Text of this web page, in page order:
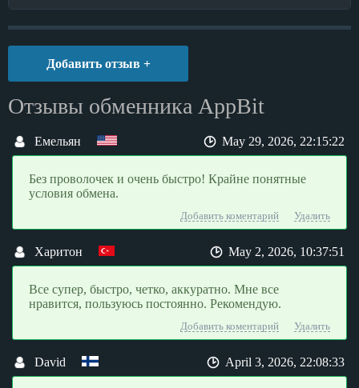
криптовалют, что позволяет получить максимальную
выгоду при обмене средств.
Наш сервис предоставляет квалифицированную онлайн-
поддержку, чтобы ответить на все ваши вопросы и
Наш обменник поддерживает множество популярных
криптовалют, позволяя вам конвертировать их выгодно
и в любом объеме.
Добавить отзыв +
Отзывы обменника AppBit
Емельян May 29, 2026, 22:15:22
Без проволочек и очень быстро! Крайне понятные
условия обмена.
Добавить коментарий Удалить
Харитон May 2, 2026, 10:37:51
Все супер, быстро, четко, аккуратно. Мне все
нравится, пользуюсь постоянно. Рекомендую.
Добавить коментарий Удалить
David April 3, 2026, 22:08:33